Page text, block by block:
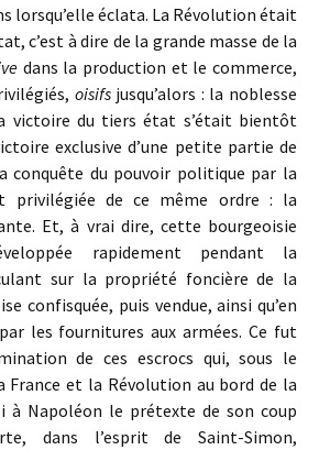
lorsqu’elle éclata. La Révolution était
c’est à dire de la grande masse de la
dans la production et le commerce,
oisifsjusqu’alors : la noblesse
victoire du tiers état s’était bientôt
exclusive d’une petite partie de
conquête du pouvoir politique par la
privilégiée de ce même ordre : la
Et, à vrai dire, cette bourgeoisie
rapidement pendant la
sur la propriété foncière de la
confisquée, puis vendue, ainsi qu’en
les fournitures aux armées. Ce fut
de ces escrocs qui, sous le
France et la Révolution au bord de la
à Napoléon le prétexte de son coup
dans l’esprit de Saint-Simon,